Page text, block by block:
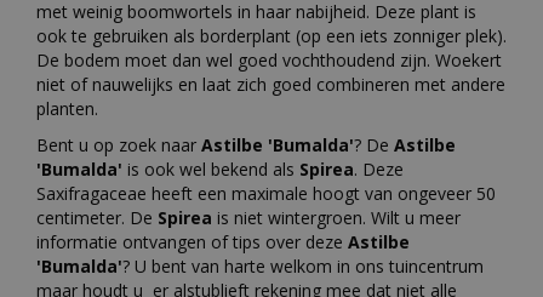
met weinig boomwortels in haar nabijheid. Deze plant is
ook te gebruiken als borderplant (op een iets zonniger plek).
De bodem moet dan wel goed vochthoudend zijn. Woekert
niet of nauwelijks en laat zich goed combineren met andere
planten.
Bent u op zoek naar Astilbe 'Bumalda'? De Astilbe
'Bumalda' is ook wel bekend als Spirea. Deze
Saxifragaceae heeft een maximale hoogt van ongeveer 50
centimeter. De Spirea is niet wintergroen. Wilt u meer
informatie ontvangen of tips over deze Astilbe
'Bumalda'? U bent van harte welkom in ons tuincentrum
maar houdt u er alstublieft rekening mee dat niet alle